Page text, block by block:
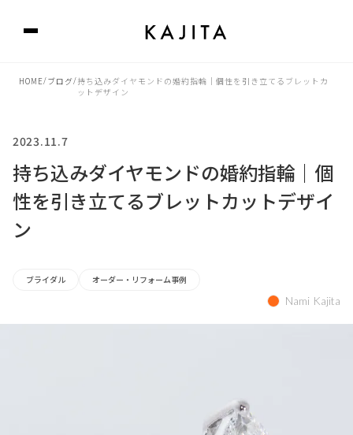
HOME/ブログ/持ち込みダイヤモンドの婚約指輪｜個性を引き立てるブレットカ
ットデザイン
2023.11.7
持ち込みダイヤモンドの婚約指輪｜個
性を引き立てるブレットカットデザイ
ン
ブライダル オーダー・リフォーム事例
Nami Kajita